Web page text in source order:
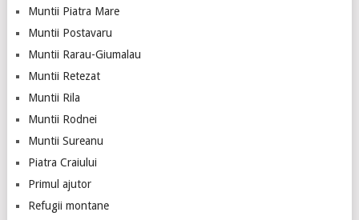
Muntii Piatra Mare
Muntii Postavaru
Muntii Rarau-Giumalau
Muntii Retezat
Muntii Rila
Muntii Rodnei
Muntii Sureanu
Piatra Craiului
Primul ajutor
Refugii montane